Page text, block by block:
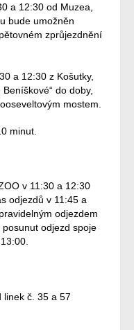
a 12:30 od Muzea,
bude umožněn
zprůjezdnění
a 12:30 z Košutky,
do doby,
mostem.
minut.
v 11:30 a 12:30
odjezdů v 11:45 a
odjezdem
odjezd spoje
linek č. 35 a 57